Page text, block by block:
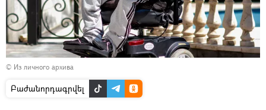
© Из личного архива
Բաժանորդագրվել